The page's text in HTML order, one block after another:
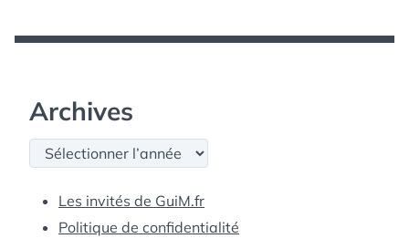
Archives
Archives
Les invités de GuiM.fr
Politique de confidentialité